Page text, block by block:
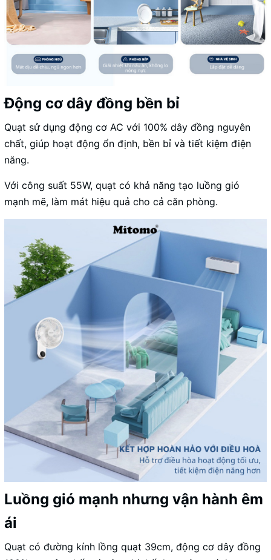
Động cơ dây đồng bền bỉ
Quạt sử dụng động cơ AC với 100% dây đồng nguyên
chất, giúp hoạt động ổn định, bền bỉ và tiết kiệm điện
năng.
Với công suất 55W, quạt có khả năng tạo luồng gió
mạnh mẽ, làm mát hiệu quả cho cả căn phòng.
Luồng gió mạnh nhưng vận hành êm
ái
Quạt có đường kính lồng quạt 39cm, động cơ dây đồng